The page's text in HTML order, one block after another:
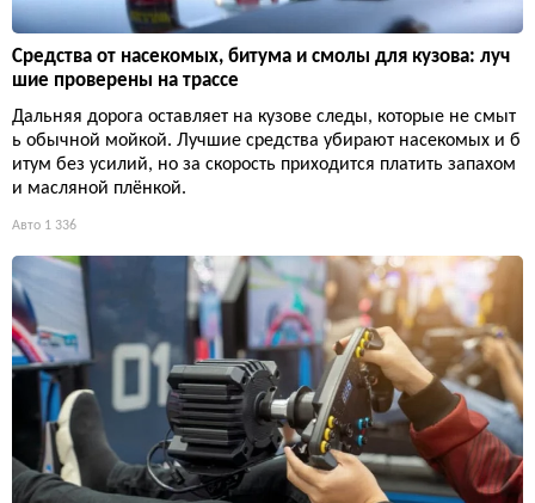
Средства от насекомых, битума и смолы для кузова: луч
шие проверены на трассе
Дальняя дорога оставляет на кузове следы, которые не смыт
ь обычной мойкой. Лучшие средства убирают насекомых и б
итум без усилий, но за скорость приходится платить запахом
и масляной плёнкой.
Авто 1 336